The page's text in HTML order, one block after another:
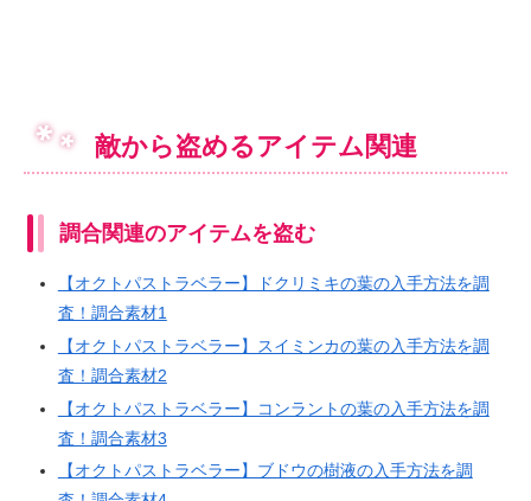
敵から盗めるアイテム関連
調合関連のアイテムを盗む
【オクトパストラベラー】ドクリミキの葉の入手方法を調
査！調合素材1
【オクトパストラベラー】スイミンカの葉の入手方法を調
査！調合素材2
【オクトパストラベラー】コンラントの葉の入手方法を調
査！調合素材3
【オクトパストラベラー】ブドウの樹液の入手方法を調